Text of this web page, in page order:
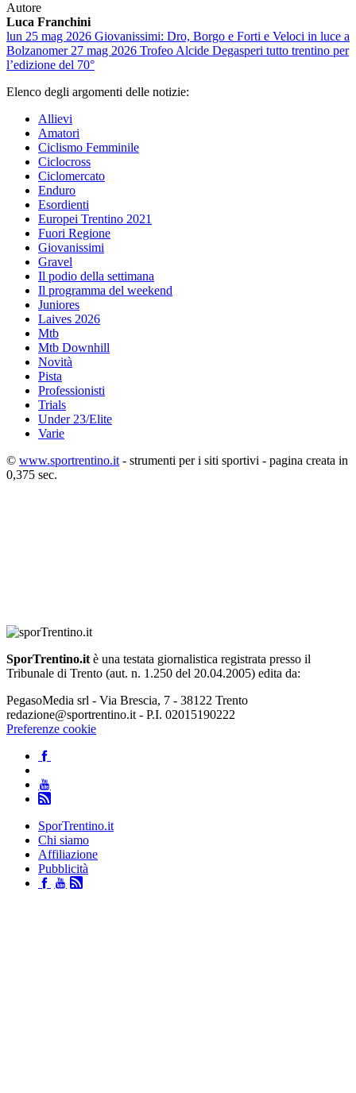
Autore
Luca Franchini
lun 25 mag 2026 Giovanissimi: Dro, Borgo e Forti e Veloci in luce a
Bolzanomer 27 mag 2026 Trofeo Alcide Degasperi tutto trentino per
l’edizione del 70°
Elenco degli argomenti delle notizie:
Allievi
Amatori
Ciclismo Femminile
Ciclocross
Ciclomercato
Enduro
Esordienti
Europei Trentino 2021
Fuori Regione
Giovanissimi
Gravel
Il podio della settimana
Il programma del weekend
Juniores
Laives 2026
Mtb
Mtb Downhill
Novità
Pista
Professionisti
Trials
Under 23/Elite
Varie
© www.sportrentino.it- strumenti per i siti sportivi - pagina creata in
0,375 sec.
SporTrentino.itè una testata giornalistica registrata presso il
Tribunale di Trento (aut. n. 1.250 del 20.04.2005) edita da:
PegasoMedia srl - Via Brescia, 7 - 38122 Trento
redazione@sportrentino.it - P.I. 02015190222
Preferenze cookie
SporTrentino.it
Chi siamo
Affiliazione
Pubblicità